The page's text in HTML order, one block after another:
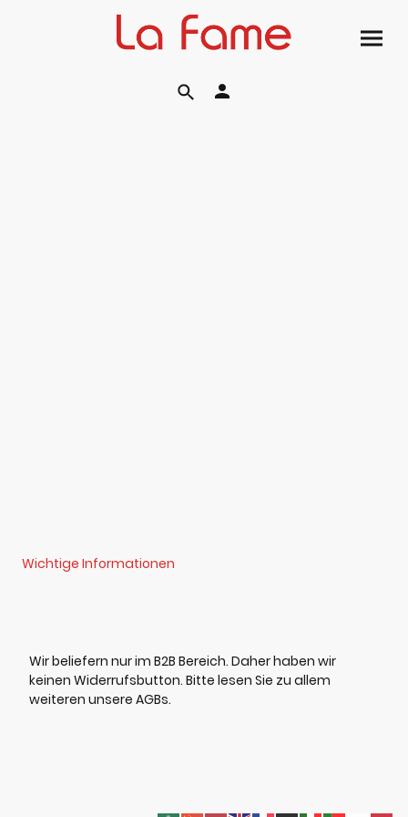
Wichtige Informationen
Wir beliefern nur im B2B Bereich. Daher haben wir
keinen Widerrufsbutton. Bitte lesen Sie zu allem
weiteren unsere AGBs.